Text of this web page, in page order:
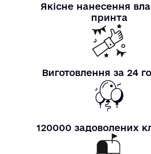
Якісне нанесення
принта
Виготовлення за 24
120000 задоволених